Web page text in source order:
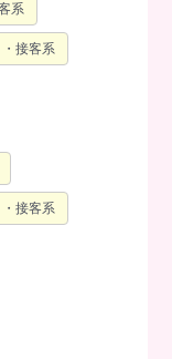
系
接客系
接客系